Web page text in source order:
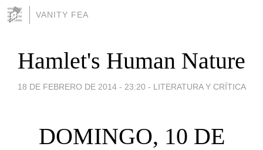
VANITY FEA
Hamlet's Human Nature
18 DE FEBRERO DE 2014 - 23:20 - LITERATURA Y CRÍTICA
DOMINGO, 10 DE